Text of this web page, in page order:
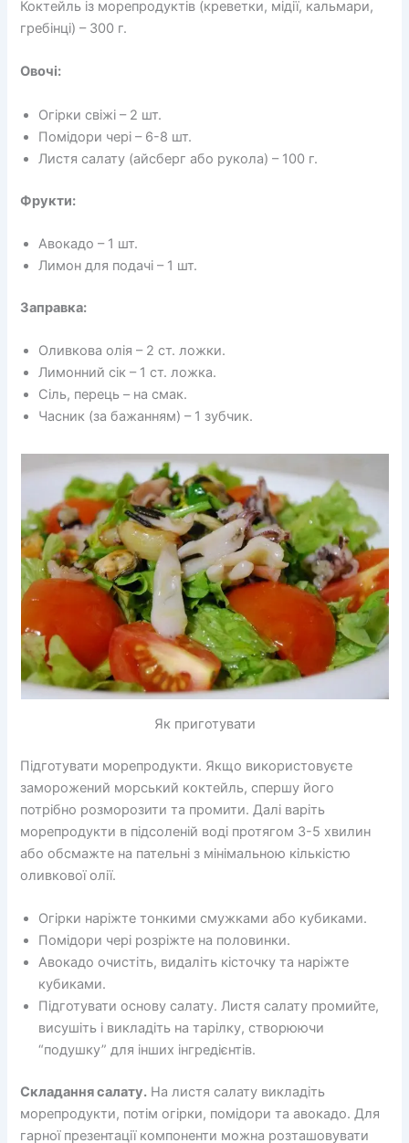
Коктейль із морепродуктів (креветки, мідії, кальмари,
гребінці) – 300 г.
Овочі:
Огірки свіжі – 2 шт.
Помідори чері – 6-8 шт.
Листя салату (айсберг або рукола) – 100 г.
Фрукти:
Авокадо – 1 шт.
Лимон для подачі – 1 шт.
Заправка:
Оливкова олія – 2 ст. ложки.
Лимонний сік – 1 ст. ложка.
Сіль, перець – на смак.
Часник (за бажанням) – 1 зубчик.
Як приготувати
Підготувати морепродукти. Якщо використовуєте
заморожений морський коктейль, спершу його
потрібно розморозити та промити. Далі варіть
морепродукти в підсоленій воді протягом 3-5 хвилин
або обсмажте на пательні з мінімальною кількістю
оливкової олії.
Огірки наріжте тонкими смужками або кубиками.
Помідори чері розріжте на половинки.
Авокадо очистіть, видаліть кісточку та наріжте
кубиками.
Підготувати основу салату. Листя салату промийте,
висушіть і викладіть на тарілку, створюючи
“подушку” для інших інгредієнтів.
Складання салату. На листя салату викладіть
морепродукти, потім огірки, помідори та авокадо. Для
гарної презентації компоненти можна розташовувати